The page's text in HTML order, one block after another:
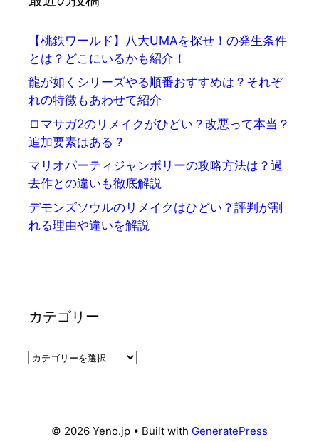
【桃鉄ワールド】八大UMAを探せ！の発生条件
とは？どこにいるかも紹介！
龍が如くシリーズやる順番おすすめは？それぞ
れの特徴もあわせて紹介
ロマサガ2のリメイクがひどい？改悪って本当？
追加要素はある？
マリオパーティジャンボリーの攻略方法は？過
去作との違いも徹底解説
デモンズソウルのリメイクはひどい？評判が割
れる理由や違いを解説
カテゴリー
カ
© 2026 Yeno.jp • Built with GeneratePress